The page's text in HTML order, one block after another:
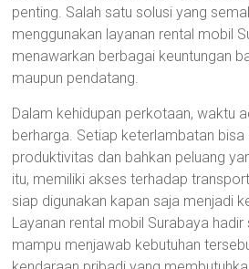
penting. Salah satu solusi yang
menggunakan layanan rental mobil
menawarkan berbagai keuntungan
maupun pendatang.
Dalam kehidupan perkotaan, waktu
berharga. Setiap keterlambatan
produktivitas dan bahkan peluang
itu, memiliki akses terhadap
siap digunakan kapan saja menjadi
Layanan rental mobil Surabaya
mampu menjawab kebutuhan